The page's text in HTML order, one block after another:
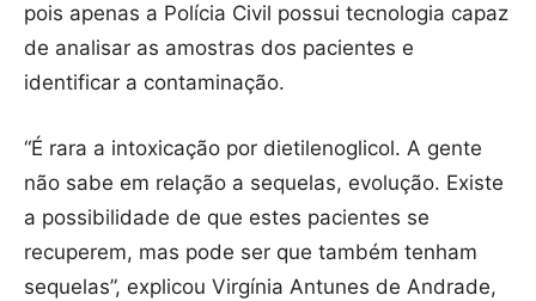
pois apenas a Polícia Civil possui tecnologia capaz
de analisar as amostras dos pacientes e
identificar a contaminação.
“É rara a intoxicação por dietilenoglicol. A gente
não sabe em relação a sequelas, evolução. Existe
a possibilidade de que estes pacientes se
recuperem, mas pode ser que também tenham
sequelas”, explicou Virgínia Antunes de Andrade,